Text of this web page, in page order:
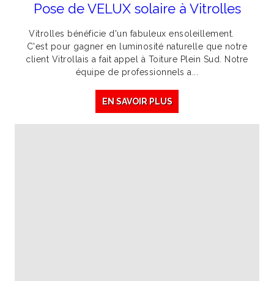
Pose de VELUX solaire à Vitrolles
Vitrolles bénéficie d'un fabuleux ensoleillement.
C'est pour gagner en luminosité naturelle que notre
client Vitrollais a fait appel à Toiture Plein Sud. Notre
équipe de professionnels a...
EN SAVOIR PLUS